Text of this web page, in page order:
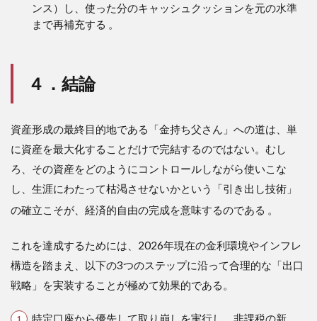
ンス）し、使った分のキャッシュクッションを元の水準
まで再補充する 。
４．結論
資産形成の最終目的地である「金持ち父さん」への道は、単
に資産を最大化することだけで完結するのではない。むし
ろ、その資産をどのようにコントロールしながら使いこな
し、生涯にわたって枯渇させないかという「引き出し技術」
の確立こそが、経済的自由の完成を意味するのである 。
これを達成するためには、2026年現在の金利環境やインフレ
構造を踏まえ、以下の3つのステップに沿って合理的な「出口
戦略」を実装することが極めて効果的である。
特定口座から優先して取り崩しを実行し、非課税の新